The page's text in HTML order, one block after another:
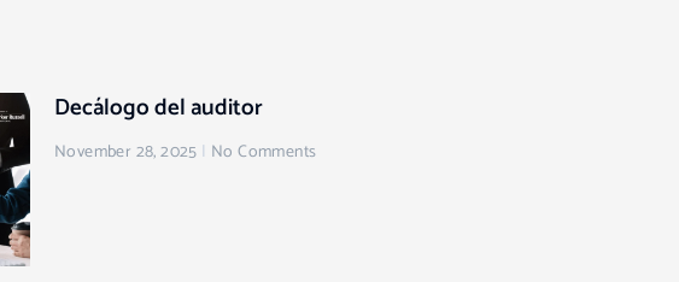
Decálogo del auditor
November 28, 2025 No Comments